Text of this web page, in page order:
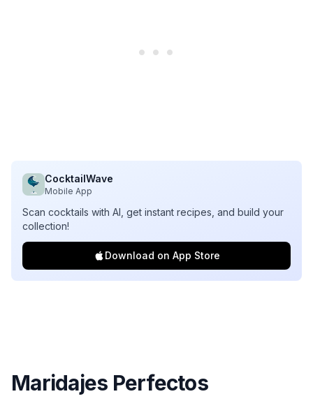
CocktailWave
Mobile App
Scan cocktails with AI, get instant recipes, and build your
collection!
Download on App Store
Maridajes Perfectos